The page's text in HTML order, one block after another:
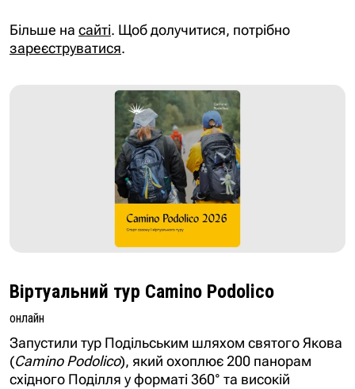
Більше на сайті. Щоб долучитися, потрібно
зареєструватися.
Віртуальний тур Camino Podolico
онлайн
Запустили тур Подільським шляхом святого Якова
(Camino Podolico), який охоплює 200 панорам
східного Поділля у форматі 360° та високій